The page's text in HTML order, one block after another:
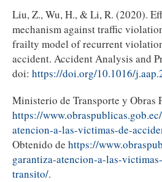
Liu, Z., Wu, H., & Li, R. (2020).
mechanism against traffic
frailty model of recurrent
accident. Accident Analysis and
doi: https://doi.org/10.1016/
Ministerio de Transporte y Obras
https://
atencion-a-las-victimas-de-
Obtenido de https://
garantiza-atencion-a-las-
transito/.